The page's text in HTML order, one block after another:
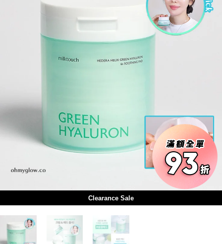
Clearance Sale